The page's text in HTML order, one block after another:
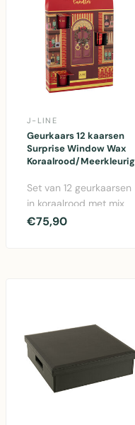
J-LINE
Geurkaars 12 kaarsen
Surprise Window Wax
Koraalrood/Meerkleurig
Set van 12 geurkaarsen
in koraalrood met mix
van verschillende
€75,90